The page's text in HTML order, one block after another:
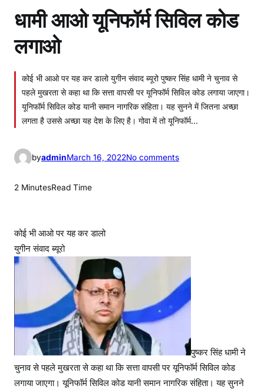
धामी आओ यूनिफॉर्म सिविल कोड
लगाओ
कोई भी आओ पर यह कर डालो युगीन संवाद ब्यूरो पुष्कर सिंह धामी ने चुनाव से
पहले मुखरता से कहा था कि सत्ता वापसी पर यूनिफॉर्म सिविल कोड लगाया जाएगा।
यूनिफॉर्म सिविल कोड यानी समान नागरिक संहिता। यह सुनने में जितना अच्छा
लगता है उससे अच्छा यह देश के लिए है। गोवा में तो यूनिफॉर्म…
byadminMarch 16, 2022No commentso
नि
र्म
वि
को
ड
ल
गा
2 MinutesRead Time
कोई भी आओ पर यह कर डालो
युगीन संवाद ब्यूरो
पुष्कर सिंह धामी ने
चुनाव से पहले मुखरता से कहा था कि सत्ता वापसी पर यूनिफॉर्म सिविल कोड
लगाया जाएगा। यूनिफॉर्म सिविल कोड यानी समान नागरिक संहिता। यह सुनने